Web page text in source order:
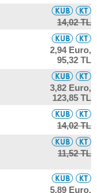
14,02 TL
2,94 Euro,
95,32 TL
3,82 Euro,
123,85 TL
14,02 TL
11,52 TL
5,89 Euro,